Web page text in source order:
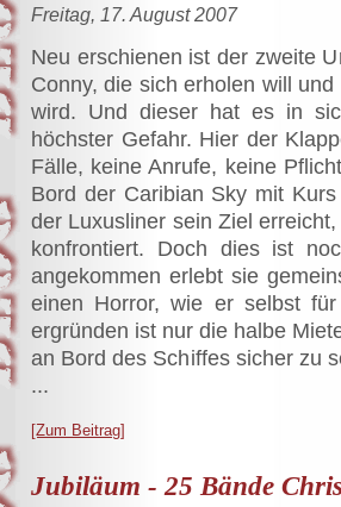
Freitag, 17. August 2007
Neu erschienen ist der zweite
Conny, die sich erholen will
wird. Und dieser hat es in
höchster Gefahr. Hier der
Fälle, keine Anrufe, keine
Bord der Caribian Sky mit
der Luxusliner sein Ziel
konfrontiert. Doch dies ist
angekommen erlebt sie
einen Horror, wie er selbst
ergründen ist nur die halbe
an Bord des Schiffes sicher zu
...
[Zum Beitrag]
Jubiläum - 25 Bände